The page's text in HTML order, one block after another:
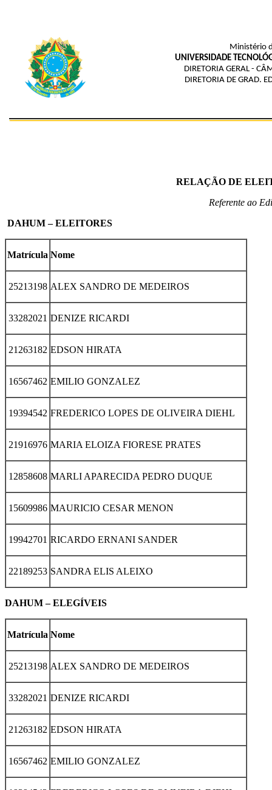
Ministério
UNIVERSIDADE
DIRETORIA GERAL -
DIRETORIA DE GRAD.
RELAÇÃO DE
Referente ao
DAHUM – ELEITORES
Matrícula Nome
25213198 ALEX SANDRO DE MEDEIROS
33282021 DENIZE RICARDI
21263182 EDSON HIRATA
16567462 EMILIO GONZALEZ
19394542 FREDERICO LOPES DE OLIVEIRA DIEHL
21916976 MARIA ELOIZA FIORESE PRATES
12858608 MARLI APARECIDA PEDRO DUQUE
15609986 MAURICIO CESAR MENON
19942701 RICARDO ERNANI SANDER
22189253 SANDRA ELIS ALEIXO
DAHUM – ELEGÍVEIS
Matrícula Nome
25213198 ALEX SANDRO DE MEDEIROS
33282021 DENIZE RICARDI
21263182 EDSON HIRATA
16567462 EMILIO GONZALEZ